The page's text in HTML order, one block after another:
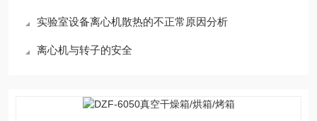
实验室设备离心机散热的不正常原因分析
离心机与转子的安全